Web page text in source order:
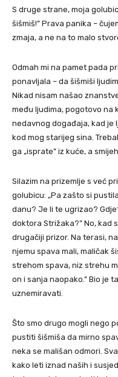
S druge strane, moja
šišmiš!” Prava panika –
zmaja, a ne na to malo
Odmah mi na pamet pada
ponavljala – da šišmiši
Nikad nisam našao
među ljudima, pogotovo na
nedavnog događaja, kad je
kod mog starijeg sina.
ga „isprate” iz kuće, a
Silazim na prizemlje s već
golubicu: „Pa zašto si
danu? Je li te ugrizao?
doktora Strižaka?” No, kad
drugačiji prizor. Na terasi,
njemu spava mali, maličak
strehom spava, niz strehu
on i sanja naopako.” Bio je
uznemiravati.
Što smo drugo mogli nego
pustiti šišmiša da mirno
neka se mališan odmori.
kako leti iznad naših i